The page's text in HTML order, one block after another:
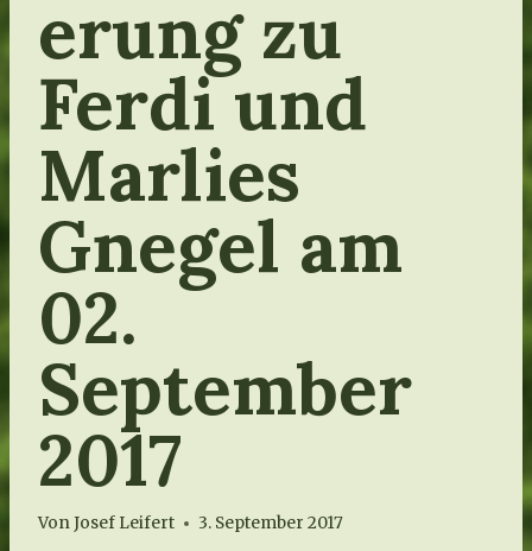
erung zu
Ferdi und
Marlies
Gnegel am
02.
September
2017
VonJosef Leifert 3. September 2017